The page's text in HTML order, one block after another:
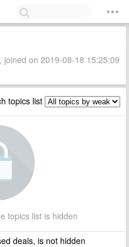
joined on 2019-08-18 15:25:09
topics list
topics list is hidden
deals, is not hidden